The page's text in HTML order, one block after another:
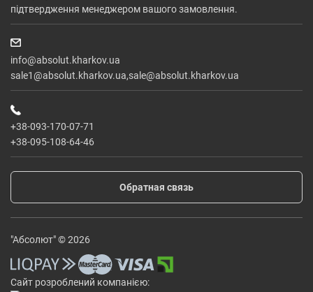
підтвердження менеджером вашого замовлення.
info@absolut.kharkov.ua
sale1@absolut.kharkov.ua,sale@absolut.kharkov.ua
+38-093-170-07-71
+38-095-108-64-46
Обратная связь
Сайт розроблений компанією:
"Абсолют" © 2026